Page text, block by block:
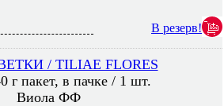
В резерв!
/ TILIAE FLORES
г пакет, в пачке / 1 шт.
Виола ФФ